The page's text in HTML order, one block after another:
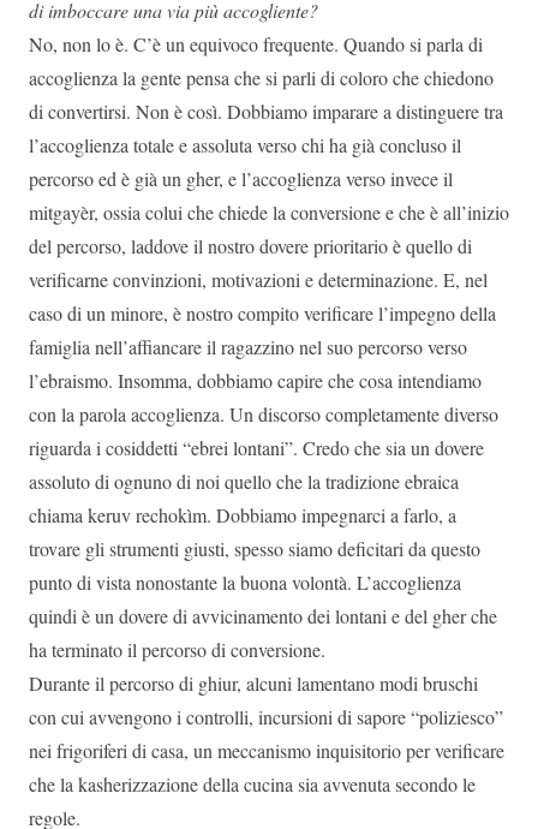
di imboccare una via più accogliente?
No, non lo è. C’è un equivoco frequente. Quando si parla di
accoglienza la gente pensa che si parli di coloro che chiedono
di convertirsi. Non è così. Dobbiamo imparare a distinguere tra
l’accoglienza totale e assoluta verso chi ha già concluso il
percorso ed è già un gher, e l’accoglienza verso invece il
mitgayèr, ossia colui che chiede la conversione e che è all’inizio
del percorso, laddove il nostro dovere prioritario è quello di
verificarne convinzioni, motivazioni e determinazione. E, nel
caso di un minore, è nostro compito verificare l’impegno della
famiglia nell’affiancare il ragazzino nel suo percorso verso
l’ebraismo. Insomma, dobbiamo capire che cosa intendiamo
con la parola accoglienza. Un discorso completamente diverso
riguarda i cosiddetti “ebrei lontani”. Credo che sia un dovere
assoluto di ognuno di noi quello che la tradizione ebraica
chiama keruv rechokìm. Dobbiamo impegnarci a farlo, a
trovare gli strumenti giusti, spesso siamo deficitari da questo
punto di vista nonostante la buona volontà. L’accoglienza
quindi è un dovere di avvicinamento dei lontani e del gher che
ha terminato il percorso di conversione.
Durante il percorso di ghiur, alcuni lamentano modi bruschi
con cui avvengono i controlli, incursioni di sapore “poliziesco”
nei frigoriferi di casa, un meccanismo inquisitorio per verificare
che la kasherizzazione della cucina sia avvenuta secondo le
regole.